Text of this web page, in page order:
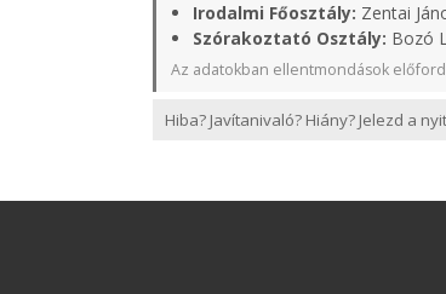
Irodalmi Főosztály: Zentai
Szórakoztató Osztály: Bozó
Az adatokban ellentmondások
Hiba? Javítanivaló? Hiány? Jelezd a